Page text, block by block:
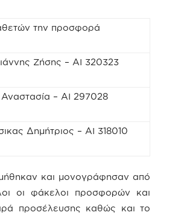
την προσφορά
Ζήσης – ΑΙ 320323
– ΑΙ 297028
Δημήτριος – ΑΙ 318010
και μονογράφησαν από
οι φάκελοι προσφορών και
προσέλευσης καθώς και το